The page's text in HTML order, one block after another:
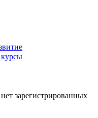
зарегистрированных